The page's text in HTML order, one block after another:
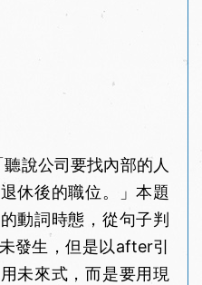
說公司要找內部的人
休後的職位。」本題
動詞時態，從句子判
發生，但是以after引
未來式，而是要用現